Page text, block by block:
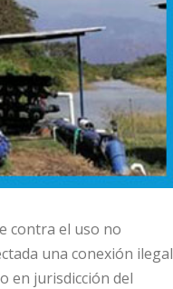
contra el uso no
una conexión ilegal
en jurisdicción del